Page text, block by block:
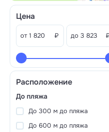
Цена
от ₽ до
Расположение
До пляжа
До 300 м до пляжа
До 600 м до пляжа